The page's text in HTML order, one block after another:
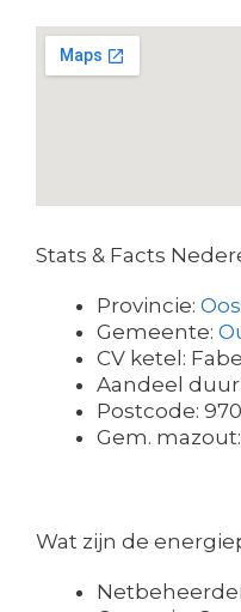
Stats & Facts
Provincie:
Gemeente:
CV ketel:
Aandeel
Postcode:
Gem.
Wat zijn de